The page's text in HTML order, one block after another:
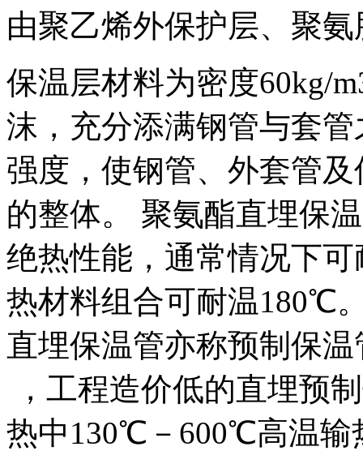
由聚乙烯外保护层、聚
保温层材料为密度60kg/
沫，充分添满钢管与套
强度，使钢管、外套管
的整体。 聚氨酯直埋保
绝热性能，通常情况下
热材料组合可耐温180℃
直埋保温管亦称预制保
，工程造价低的直埋预
热中130℃－600℃高温输